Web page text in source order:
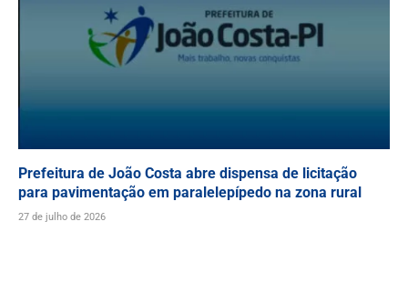
Prefeitura de João Costa abre dispensa de licitação
para pavimentação em paralelepípedo na zona rural
27 de julho de 2026